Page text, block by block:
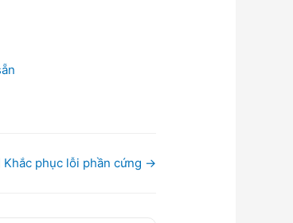
Khắc phục lỗi phần cứng →